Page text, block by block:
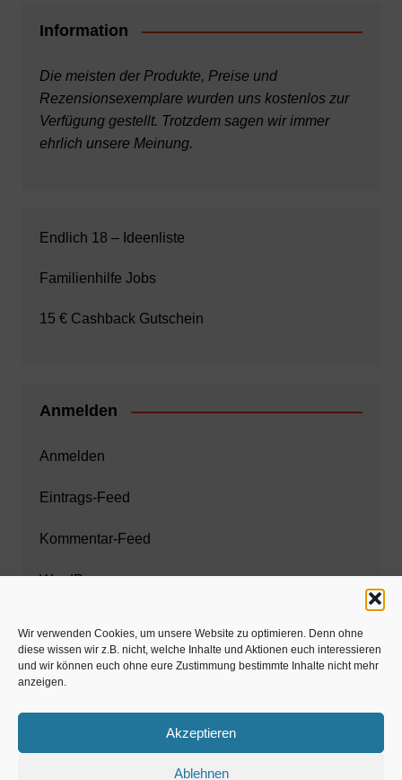
Wir verwenden Cookies, um unsere Website zu optimieren. Denn ohne
diese wissen wir z.B. nicht, welche Inhalte und Aktionen euch interessieren
und wir können euch ohne eure Zustimmung bestimmte Inhalte nicht mehr
anzeigen.
Akzeptieren
Ablehnen
Information
Die meisten der Produkte, Preise und
Rezensionsexemplare wurden uns kostenlos zur
Verfügung gestellt. Trotzdem sagen wir immer
ehrlich unsere Meinung.
Endlich 18 – Ideenliste
Familienhilfe Jobs
15 € Cashback Gutschein
Anmelden
Anmelden
Eintrags-Feed
Kommentar-Feed
WordPress.org
Zahnarzt München
www.estaregistrierung.org – ESTA